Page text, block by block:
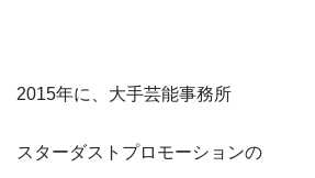
2015年に、大手芸能事務所
スターダストプロモーションの